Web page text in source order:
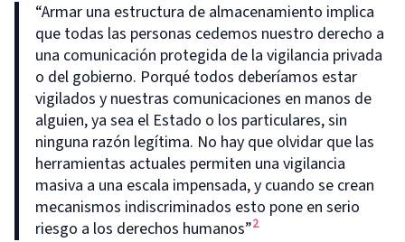
“Armar una estructura de almacenamiento implica
que todas las personas cedemos nuestro derecho a
una comunicación protegida de la vigilancia privada
o del gobierno. Porqué todos deberíamos estar
vigilados y nuestras comunicaciones en manos de
alguien, ya sea el Estado o los particulares, sin
ninguna razón legítima. No hay que olvidar que las
herramientas actuales permiten una vigilancia
masiva a una escala impensada, y cuando se crean
mecanismos indiscriminados esto pone en serio
riesgo a los derechos humanos”2